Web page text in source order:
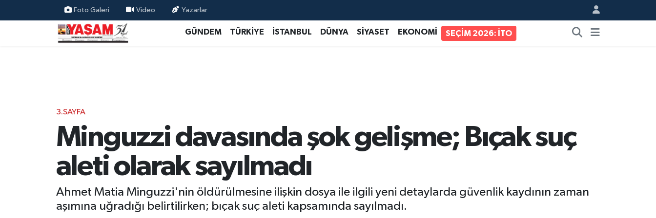
Foto Galeri Video Yazarlar
GÜNDEM TÜRKİYE İSTANBUL DÜNYA SİYASET EKONOMİ SEÇİM 2026: İTO
3.SAYFA
Minguzzi davasında şok gelişme; Bıçak suç
aleti olarak sayılmadı
Ahmet Matia Minguzzi'nin öldürülmesine ilişkin dosya ile ilgili yeni detaylarda güvenlik kaydının zaman
aşımına uğradığı belirtilirken; bıçak suç aleti kapsamında sayılmadı.